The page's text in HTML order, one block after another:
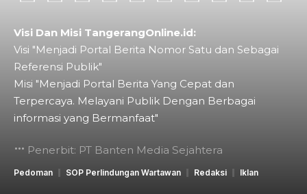
Visi Dan Misi TangerangOnline.id:
Visi "Menjadi Portal Berita Nomor Satu dan Sebagai
Referensi Publik"
Misi "Menjadi Portal Berita Yang Cepat dan
Terpercaya. Melayani Publik Dengan Berbagai
informasi yang Bermanfaat"
Penerbit: PT Banten Media Sejahtera
Pedoman SOP Perlindungan Wartawan Redaksi Iklan